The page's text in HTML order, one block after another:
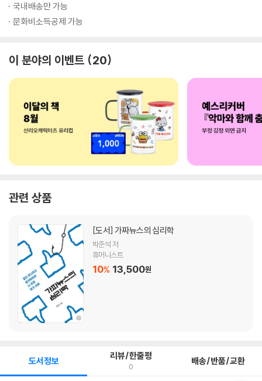
국내배송만 가능
문화비소득공제 가능
이 분야의 이벤트 20
관련 상품
[도서] 가짜뉴스의 심리학
박준석 저
휴머니스트
10% 13,500원
도서정보 리뷰/한줄평
0 배송/반품/교환